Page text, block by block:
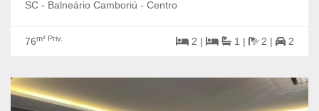
SC - Balneário Camboriú - Centro
76m² Priv. 2 | 1 | 2 | 2